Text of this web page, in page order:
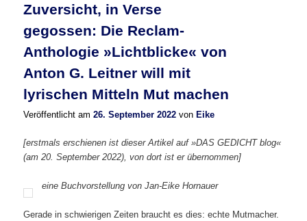
Zuversicht, in Verse
gegossen: Die Reclam-
Anthologie »Lichtblicke« von
Anton G. Leitner will mit
lyrischen Mitteln Mut machen
Veröffentlicht am26. September 2022 von Eike
[erstmals erschienen ist dieser Artikel auf »DAS GEDICHT blog«
(am 20. September 2022), von dort ist er übernommen]
eine Buchvorstellung von Jan-Eike Hornauer
Gerade in schwierigen Zeiten braucht es dies: echte Mutmacher.